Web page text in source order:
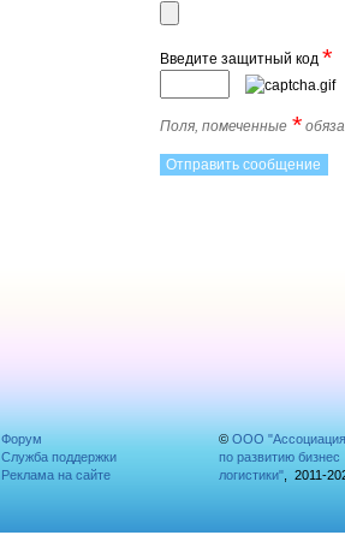
Введите защитный код *
Поля, помеченные *
Форум
Служба поддержки
Реклама на сайте
© ООО "Ассоциация
по развитию бизнес
логистики", 2011-